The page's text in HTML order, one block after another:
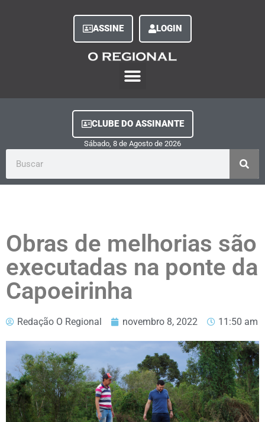
ASSINE LOGIN
CLUBE DO ASSINANTE
Sábado, 8 de Agosto de 2026
Obras de melhorias são
executadas na ponte da
Capoeirinha
Redação O Regional novembro 8, 2022 11:50 am